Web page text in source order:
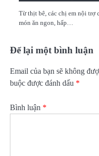
Từ thịt bê, các chị em nội trợ
món ăn ngon, hấp…
Để lại một bình luận
Email của bạn sẽ không
buộc được đánh dấu *
Bình luận *